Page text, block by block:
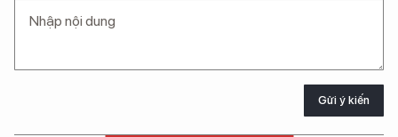
Gửi ý kiến